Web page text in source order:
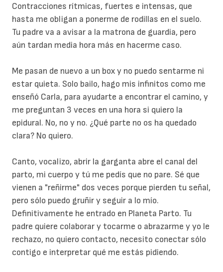
Contracciones rítmicas, fuertes e intensas, que
hasta me obligan a ponerme de rodillas en el suelo.
Tu padre va a avisar a la matrona de guardia, pero
aún tardan media hora más en hacerme caso.
Me pasan de nuevo a un box y no puedo sentarme ni
estar quieta. Solo bailo, hago mis infinitos como me
enseñó Carla, para ayudarte a encontrar el camino, y
me preguntan 3 veces en una hora si quiero la
epidural. No, no y no. ¿Qué parte no os ha quedado
clara? No quiero.
Canto, vocalizo, abrir la garganta abre el canal del
parto, mi cuerpo y tú me pedís que no pare. Sé que
vienen a "reñirme" dos veces porque pierden tu señal,
pero sólo puedo gruñir y seguir a lo mío.
Definitivamente he entrado en Planeta Parto. Tu
padre quiere colaborar y tocarme o abrazarme y yo le
rechazo, no quiero contacto, necesito conectar sólo
contigo e interpretar qué me estás pidiendo.